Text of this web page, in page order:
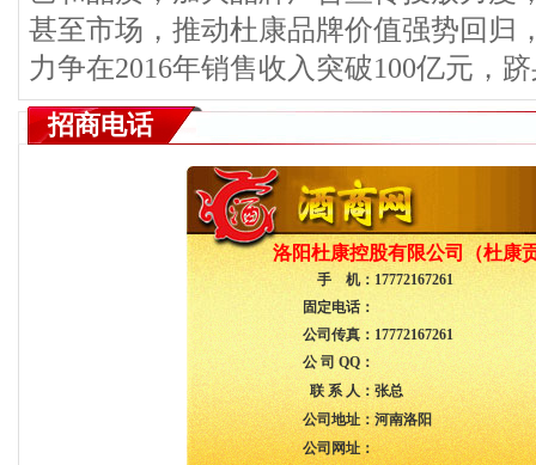
甚至市场，推动杜康品牌价值强势回归
力争在2016年销售收入突破100亿元，
招商电话
洛阳杜康控股有限公司（杜康
手 机： 17772167261
固定电话：
公司传真： 17772167261
公 司 QQ：
联 系 人：张总
公司地址：河南洛阳
公司网址：